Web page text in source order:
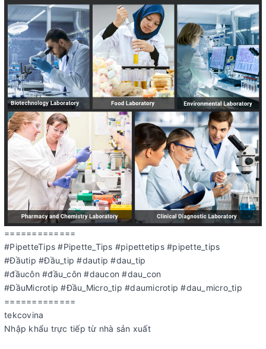
=============
#PipetteTips #Pipette_Tips #pipettetips #pipette_tips
#Đầutip #Đầu_tip #dautip #dau_tip
#đầucôn #đầu_côn #daucon #dau_con
#ĐầuMicrotip #Đầu_Micro_tip #daumicrotip #dau_micro_tip
=============
tekcovina
Nhập khẩu trực tiếp từ nhà sản xuất